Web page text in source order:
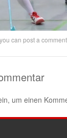
canpost a comment
um einen